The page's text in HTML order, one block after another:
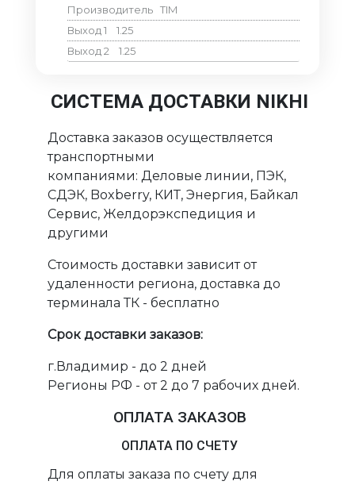
Производитель TIM
Выход 1
1.25
Выход 2
1.25
СИСТЕМА ДОСТАВКИ NIKHI
Доставка заказов осуществляется
транспортными
компаниями: Деловые линии, ПЭК,
СДЭК, Boxberry, КИТ, Энергия, Байкал
Сервис, Желдорэкспедиция и
другими
Стоимость доставки зависит от
удаленности региона, доставка до
терминала ТК - бесплатно
Срок доставки заказов:
г.Владимир - до 2 дней
Регионы РФ - от 2 до 7 рабочих дней.
ОПЛАТА ЗАКАЗОВ
ОПЛАТА ПО СЧЕТУ
Для оплаты заказа по счету для